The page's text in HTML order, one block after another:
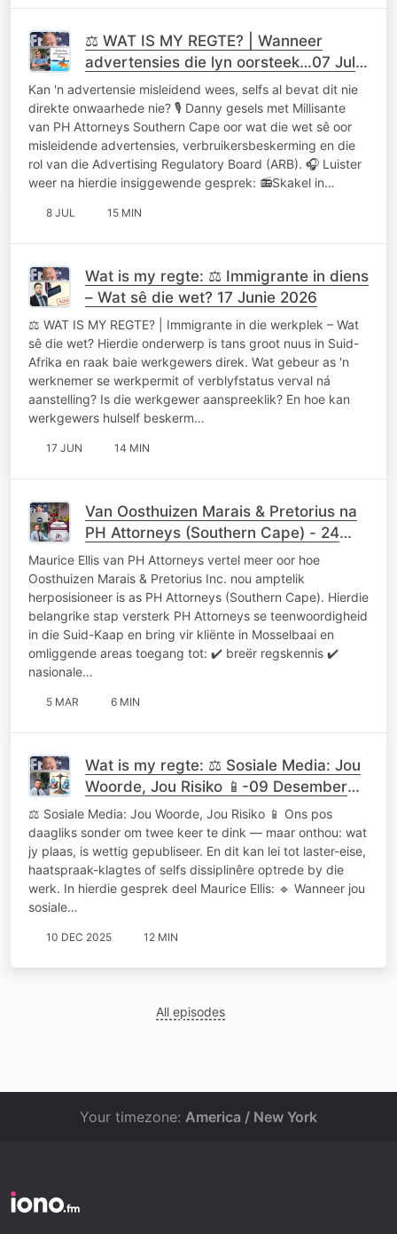
⚖️ WAT IS MY REGTE? | Wanneer
advertensies die lyn oorsteek…07 Julie
2026
Kan 'n advertensie misleidend wees, selfs al bevat dit nie
direkte onwaarhede nie? 🎙️ Danny gesels met Millisante
van PH Attorneys Southern Cape oor wat die wet sê oor
misleidende advertensies, verbruikersbeskerming en die
rol van die Advertising Regulatory Board (ARB). 🎧 Luister
weer na hierdie insiggewende gesprek: 📻Skakel in…
8 JUL 15 MIN
Wat is my regte: ⚖️ Immigrante in diens
– Wat sê die wet? 17 Junie 2026
⚖️ WAT IS MY REGTE? | Immigrante in die werkplek – Wat
sê die wet? Hierdie onderwerp is tans groot nuus in Suid-
Afrika en raak baie werkgewers direk. Wat gebeur as 'n
werknemer se werkpermit of verblyfstatus verval ná
aanstelling? Is die werkgewer aanspreeklik? En hoe kan
werkgewers hulself beskerm…
17 JUN 14 MIN
Van Oosthuizen Marais & Pretorius na
PH Attorneys (Southern Cape) - 24
Februarie 2026
Maurice Ellis van PH Attorneys vertel meer oor hoe
Oosthuizen Marais & Pretorius Inc. nou amptelik
herposisioneer is as PH Attorneys (Southern Cape). Hierdie
belangrike stap versterk PH Attorneys se teenwoordigheid
in die Suid-Kaap en bring vir kliënte in Mosselbaai en
omliggende areas toegang tot: ✔️ breër regskennis ✔️
nasionale…
5 MAR 6 MIN
Wat is my regte: ⚖️ Sosiale Media: Jou
Woorde, Jou Risiko 📱-09 Desember
2025
⚖️ Sosiale Media: Jou Woorde, Jou Risiko 📱 Ons pos
daagliks sonder om twee keer te dink — maar onthou: wat
jy plaas, is wettig gepubliseer. En dit kan lei tot laster-eise,
haatspraak-klagtes of selfs dissiplinêre optrede by die
werk. In hierdie gesprek deel Maurice Ellis: 🔹 Wanneer jou
sosiale…
10 DEC 2025 12 MIN
All episodes
Your timezone: America / New York